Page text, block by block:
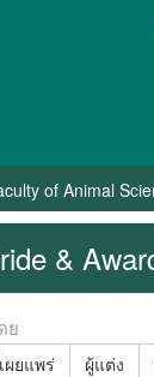
of Animal
&
ย
ผยแพร่ ผู้แต่ง